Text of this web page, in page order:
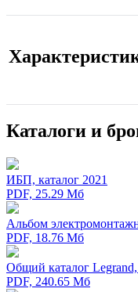
Каталоги и
ИБП, каталог 2021
PDF, 25.29 Мб
Альбом
PDF, 18.76 Мб
Общий каталог
PDF, 240.65 Мб